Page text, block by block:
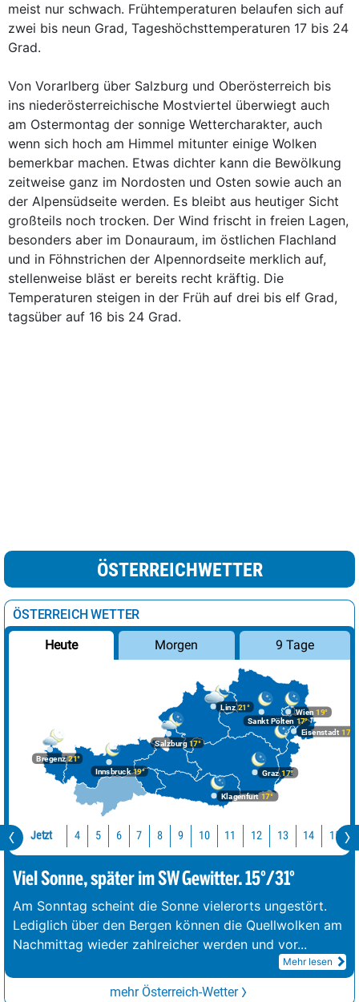
meist nur schwach. Frühtemperaturen belaufen sich auf
zwei bis neun Grad, Tageshöchsttemperaturen 17 bis 24
Grad.
Von Vorarlberg über Salzburg und Oberösterreich bis
ins niederösterreichische Mostviertel überwiegt auch
am Ostermontag der sonnige Wettercharakter, auch
wenn sich hoch am Himmel mitunter einige Wolken
bemerkbar machen. Etwas dichter kann die Bewölkung
zeitweise ganz im Nordosten und Osten sowie auch an
der Alpensüdseite werden. Es bleibt aus heutiger Sicht
großteils noch trocken. Der Wind frischt in freien Lagen,
besonders aber im Donauraum, im östlichen Flachland
und in Föhnstrichen der Alpennordseite merklich auf,
stellenweise bläst er bereits recht kräftig. Die
Temperaturen steigen in der Früh auf drei bis elf Grad,
tagsüber auf 16 bis 24 Grad.
ÖSTERREICHWETTER
ÖSTERREICH WETTER
Heute Morgen 9 Tage
Bregenz21°
Graz17°
Innsbruck19°
Klagenfurt 17°
Linz21°
Salzburg17°
Wien 19°
Eisenstadt 17°
Sankt Pölten 17°
Jetzt 4 5 6 7 8 9 10 11 12 13 14 15
Viel Sonne, später im SW Gewitter. 15°/31°
Am Sonntag scheint die Sonne vielerorts ungestört.
Lediglich über den Bergen können die Quellwolken am
Nachmittag wieder zahlreicher werden und vor...
Mehr lesen
mehr Österreich-Wetter